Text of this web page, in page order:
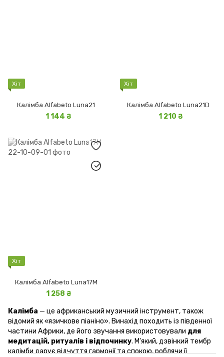
Хіт
Калімба Alfabeto Luna21
1 144 ₴
Хіт
Калімба Alfabeto Luna21D
1 210 ₴
Хіт
Калімба Alfabeto Luna17M
1 258 ₴
Калімба — це африканський музичний інструмент, також
відомий як «язичкове піаніно». Винахід походить із південної
частини Африки, де його звучання використовували для
медитацій, ритуалів і відпочинку. М'який, дзвінкий тембр
калімби дарує відчуття гармонії та спокою, роблячи її